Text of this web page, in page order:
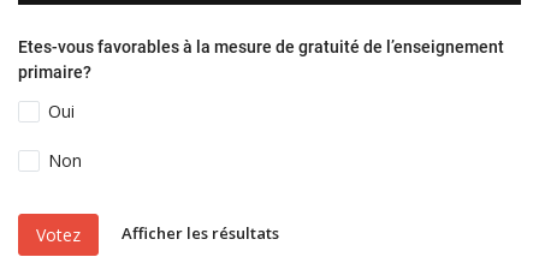
Etes-vous favorables à la mesure de gratuité de l’enseignement
primaire?
Oui
Non
Votez Afficher les résultats